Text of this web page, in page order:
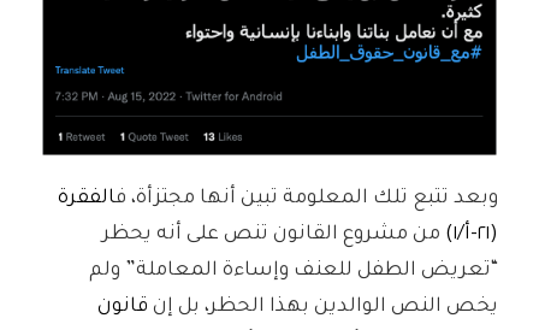
وبعد تتبع تلك المعلومة تبين أنها مجتزأة، فالفقرة
(٢١-أ/١)
من مشروع القانون تنص على أنه يحظر
“تعريض الطفل للعنف وإساءة المعاملة” ولم
يخص النص الوالدين بهذا الحظر، بل إن قانون